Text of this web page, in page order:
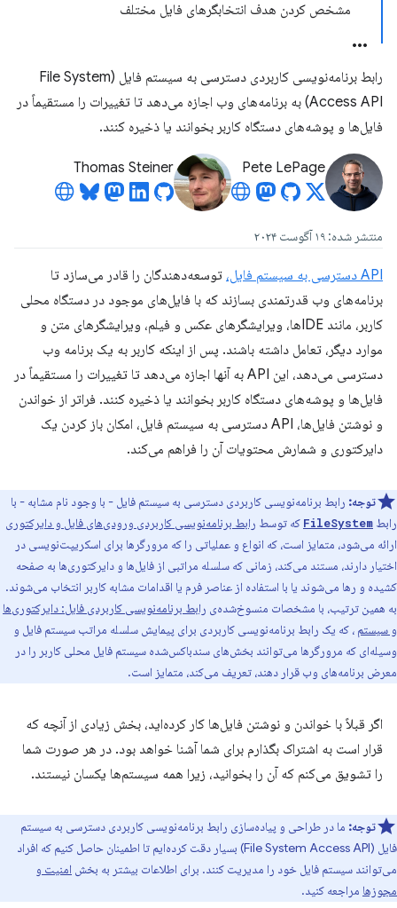
مشخص کردن هدف انتخابگرهای فایل مختلف
رابط برنامه‌نویسی کاربردی دسترسی به سیستم فایل (File System
Access API) به برنامه‌های وب اجازه می‌دهد تا تغییرات را مستقیماً در
فایل‌ها و پوشه‌های دستگاه کاربر بخوانند یا ذخیره کنند.
Pete LePage
Thomas Steiner
منتشر شده: ۱۹ آگوست ۲۰۲۴
API دسترسی به سیستم فایل،
توسعه‌دهندگان را قادر می‌سازد تا
برنامه‌های وب قدرتمندی بسازند که با فایل‌های موجود در دستگاه محلی
کاربر، مانند IDEها، ویرایشگرهای عکس و فیلم، ویرایشگرهای متن و
موارد دیگر، تعامل داشته باشند. پس از اینکه کاربر به یک برنامه وب
دسترسی می‌دهد، این API به آنها اجازه می‌دهد تا تغییرات را مستقیماً در
فایل‌ها و پوشه‌های دستگاه کاربر بخوانند یا ذخیره کنند. فراتر از خواندن
و نوشتن فایل‌ها، API دسترسی به سیستم فایل، امکان باز کردن یک
دایرکتوری و شمارش محتویات آن را فراهم می‌کند.
توجه: رابط برنامه‌نویسی کاربردی دسترسی به سیستم فایل - با وجود نام مشابه - با
رابط FileSystem که توسط رابط برنامه‌نویسی کاربردی ورودی‌های فایل و دایرکتوری
ارائه می‌شود، متمایز است، که انواع و عملیاتی را که مرورگرها برای اسکریپت‌نویسی در
اختیار دارند، مستند می‌کند، زمانی که سلسله مراتبی از فایل‌ها و دایرکتوری‌ها به صفحه
کشیده و رها می‌شوند یا با استفاده از عناصر فرم یا اقدامات مشابه کاربر انتخاب می‌شوند.
به همین ترتیب، با مشخصات منسوخ‌شده‌ی رابط برنامه‌نویسی کاربردی فایل: دایرکتوری‌ها
و سیستم ، که یک رابط برنامه‌نویسی کاربردی برای پیمایش سلسله مراتب سیستم فایل و
وسیله‌ای که مرورگرها می‌توانند بخش‌های سندباکس‌شده سیستم فایل محلی کاربر را در
معرض برنامه‌های وب قرار دهند، تعریف می‌کند، متمایز است.
اگر قبلاً با خواندن و نوشتن فایل‌ها کار کرده‌اید، بخش زیادی از آنچه که
قرار است به اشتراک بگذارم برای شما آشنا خواهد بود. در هر صورت شما
را تشویق می‌کنم که آن را بخوانید، زیرا همه سیستم‌ها یکسان نیستند.
توجه: ما در طراحی و پیاده‌سازی رابط برنامه‌نویسی کاربردی دسترسی به سیستم
فایل (File System Access API) بسیار دقت کرده‌ایم تا اطمینان حاصل کنیم که افراد
می‌توانند سیستم فایل خود را مدیریت کنند. برای اطلاعات بیشتر به بخش امنیت و
مجوزها مراجعه کنید.